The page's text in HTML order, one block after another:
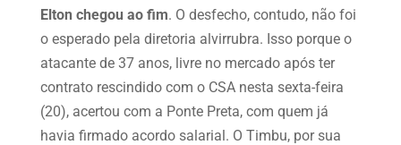
Elton chegou ao fim. O desfecho, contudo, não foi
o esperado pela diretoria alvirrubra. Isso porque o
atacante de 37 anos, livre no mercado após ter
contrato rescindido com o CSA nesta sexta-feira
(20), acertou com a Ponte Preta, com quem já
havia firmado acordo salarial. O Timbu, por sua